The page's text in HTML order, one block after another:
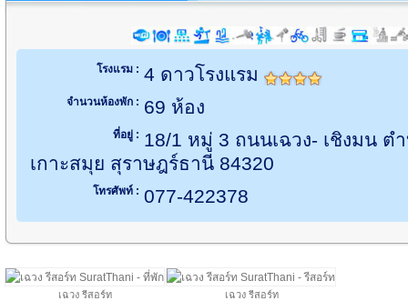
โรงแรม : 4 ดาวโรงแรม
จำนวนห้องพัก : 69 ห้อง
ที่อยู่ : 18/1 หมู่ 3 ถนนเฉวง- เชิงมน
เกาะสมุย สุราษฎร์ธานี 84320
โทรศัพท์ : 077-422378
เฉวง รีสอร์ท
เฉวง รีสอร์ท